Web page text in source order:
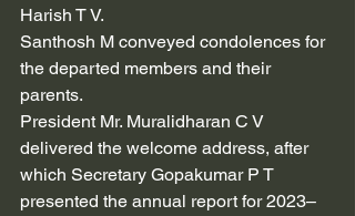
Harish T V.
Santhosh M conveyed condolences for
the departed members and their
parents.
President Mr. Muralidharan C V
delivered the welcome address, after
which Secretary Gopakumar P T
presented the annual report for 2023–